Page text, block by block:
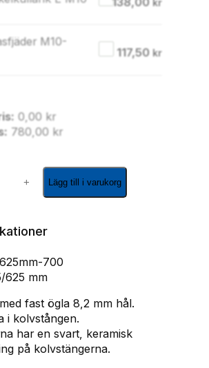
M10-
117,50 kr
0,00 kr
780,00 kr
+ Lägg till i varukorg
700
625 mm
fast ögla 8,2 mm hål.
i kolvstången.
har en svart, keramisk
på kolvstängerna.